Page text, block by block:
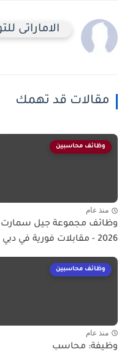
الاماراتى
مقالات قد تهمك
وظائف محاسبين
منذ عام
وظائف مجموعة جيل سمارت
2026 - مقابلات فورية في دبي
وظائف محاسبين
منذ عام
وظيفة: محاسب